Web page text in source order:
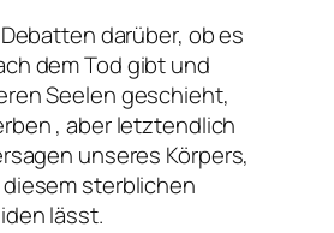
darüber, ob es
dem Tod gibt und
Seelen geschieht,
, aber letztendlich
unseres Körpers,
sterblichen
lässt.